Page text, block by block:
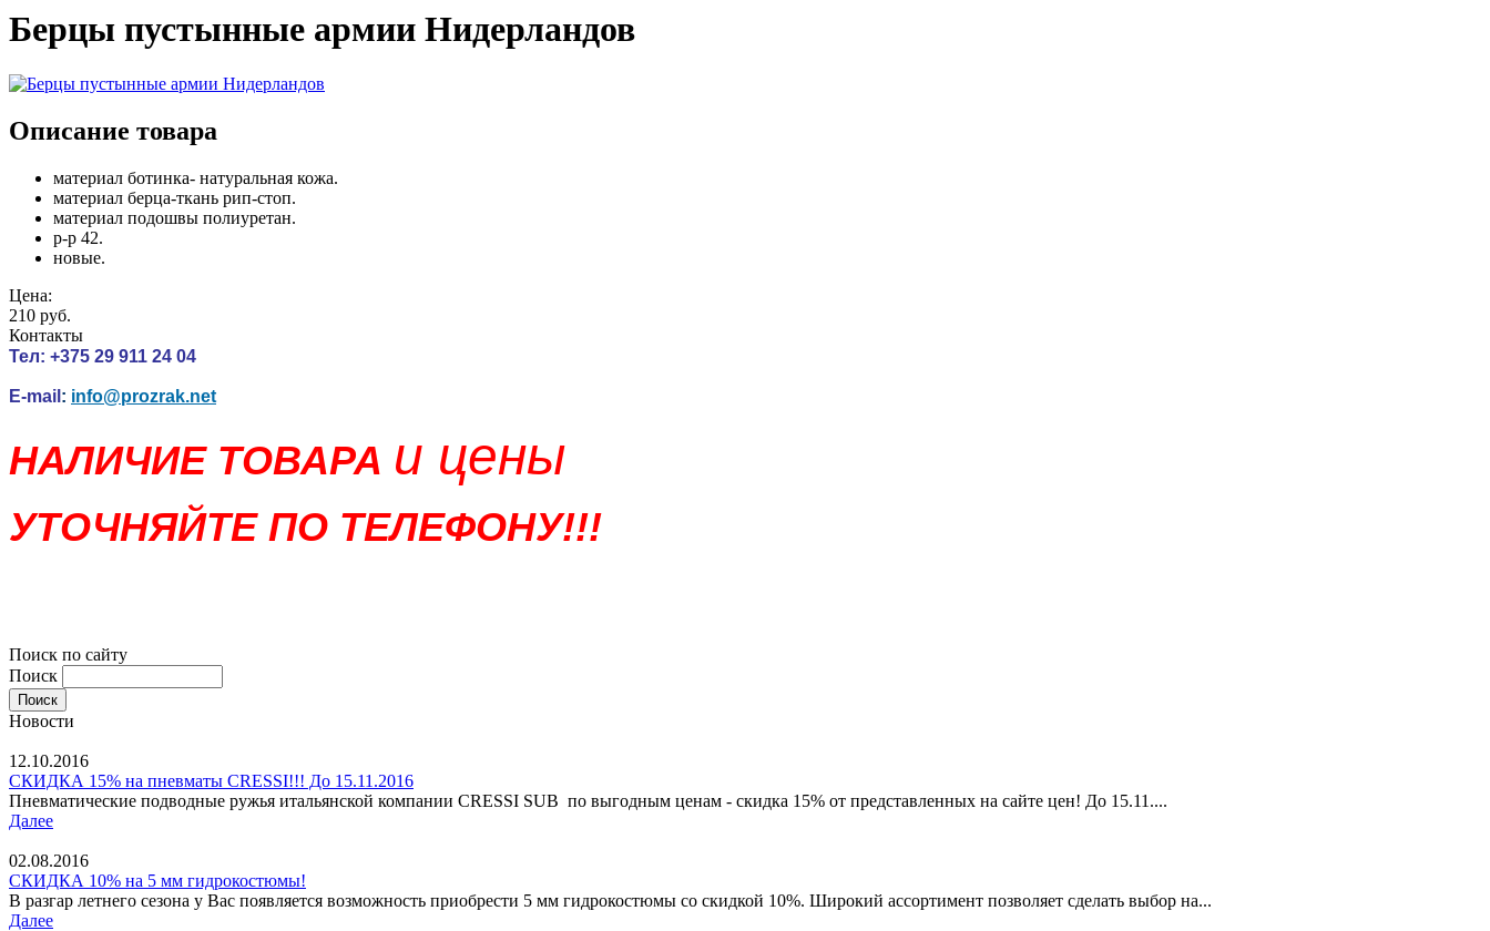
Берцы пустынные армии Нидерландов
Описание товара
материал ботинка- натуральная кожа.
материал берца-ткань рип-стоп.
материал подошвы полиуретан.
р-р 42.
новые.
Цена:
210 руб.
Контакты
Тел: +375 29 911 24 04
E-mail : info@prozrak.net
НАЛИЧИЕ ТОВАРА и цены
УТОЧНЯЙТЕ ПО ТЕЛЕФОНУ!!!
Поиск по сайту
Поиск
Новости
12.10.2016
СКИДКА 15% на пневматы CRESSI!!! До 15.11.2016
Пневматические подводные ружья итальянской компании CRESSI SUB по выгодным ценам - скидка 15% от представленных на сайте цен! До 15.11....
Далее
02.08.2016
СКИДКА 10% на 5 мм гидрокостюмы!
В разгар летнего сезона у Вас появляется возможность приобрести 5 мм гидрокостюмы со скидкой 10%. Широкий ассортимент позволяет сделать выбор на...
Далее